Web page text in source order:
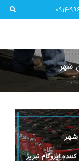
0914-
شهر